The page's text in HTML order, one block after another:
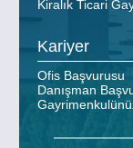
Kiralık Ticari
Kariyer
Ofis Başvurusu
Danışman